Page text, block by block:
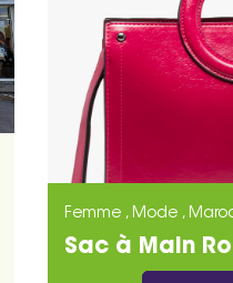
Femme , Mode ,
Sac à Main